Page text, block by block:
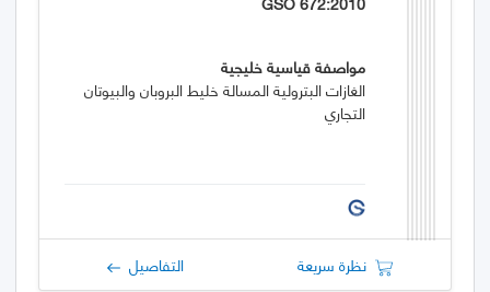
مواصفة قياسية خليجية
الغازات البترولية المسالة خليط البروبان والبيوتان
التجاري
نظرة سريعة التفاصيل